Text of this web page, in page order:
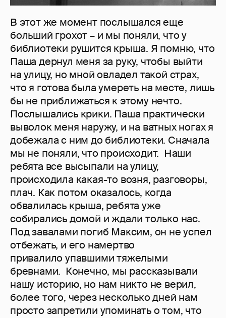
В этот же момент послышался еще
больший грохот – и мы поняли, что у
библиотеки рушится крыша. Я помню, что
Паша дернул меня за руку, чтобы выйти
на улицу, но мной овладел такой страх,
что я готова была умереть на месте, лишь
бы не приближаться к этому нечто.
Послышались крики. Паша практически
выволок меня наружу, и на ватных ногах я
добежала с ним до библиотеки. Сначала
мы не поняли, что происходит. Наши
ребята все высыпали на улицу,
происходила какая-то возня, разговоры,
плач. Как потом оказалось, когда
обвалилась крыша, ребята уже
собирались домой и ждали только нас.
Под завалами погиб Максим, он не успел
отбежать, и его намертво
привалило упавшими тяжелыми
бревнами. Конечно, мы рассказывали
нашу историю, но нам никто не верил,
более того, через несколько дней нам
просто запретили упоминать о том, что